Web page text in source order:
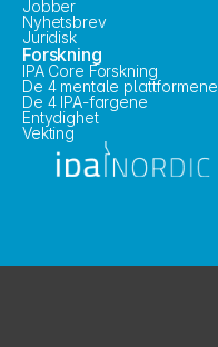
Jobber
Nyhetsbrev
Juridisk
Forskning
IPA Core Forskning
De 4 mentale plattformene
De 4 IPA-fargene
Entydighet
Vekting